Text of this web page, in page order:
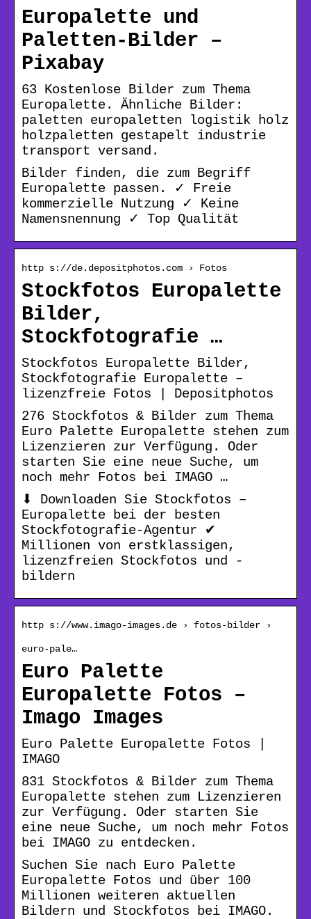
Europalette und
Paletten-Bilder –
Pixabay
63 Kostenlose Bilder zum Thema
Europalette. Ähnliche Bilder:
paletten europaletten logistik holz
holzpaletten gestapelt industrie
transport versand.
Bilder finden, die zum Begriff
Europalette passen. ✓ Freie
kommerzielle Nutzung ✓ Keine
Namensnennung ✓ Top Qualität
http s://de.depositphotos.com › Fotos
Stockfotos Europalette
Bilder,
Stockfotografie …
Stockfotos Europalette Bilder,
Stockfotografie Europalette –
lizenzfreie Fotos | Depositphotos
276 Stockfotos & Bilder zum Thema
Euro Palette Europalette stehen zum
Lizenzieren zur Verfügung. Oder
starten Sie eine neue Suche, um
noch mehr Fotos bei IMAGO …
⬇ Downloaden Sie Stockfotos –
Europalette bei der besten
Stockfotografie-Agentur ✔
Millionen von erstklassigen,
lizenzfreien Stockfotos und -
bildern
http s://www.imago-images.de › fotos-bilder ›
euro-pale…
Euro Palette
Europalette Fotos –
Imago Images
Euro Palette Europalette Fotos |
IMAGO
831 Stockfotos & Bilder zum Thema
Europalette stehen zum Lizenzieren
zur Verfügung. Oder starten Sie
eine neue Suche, um noch mehr Fotos
bei IMAGO zu entdecken.
Suchen Sie nach Euro Palette
Europalette Fotos und über 100
Millionen weiteren aktuellen
Bildern und Stockfotos bei IMAGO.